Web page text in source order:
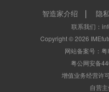
智造家介绍 隐
联系我们：
Copyright ©2026
网站备案号：
粤公网安备
增值业务经营许
自营